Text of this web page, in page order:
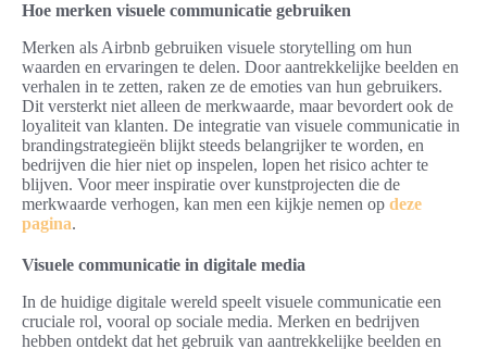
Hoe merken visuele communicatie gebruiken
Merken als Airbnb gebruiken visuele storytelling om hun
waarden en ervaringen te delen. Door aantrekkelijke beelden en
verhalen in te zetten, raken ze de emoties van hun gebruikers.
Dit versterkt niet alleen de merkwaarde, maar bevordert ook de
loyaliteit van klanten. De integratie van visuele communicatie in
brandingstrategieën blijkt steeds belangrijker te worden, en
bedrijven die hier niet op inspelen, lopen het risico achter te
blijven. Voor meer inspiratie over kunstprojecten die de
merkwaarde verhogen, kan men een kijkje nemen op deze
pagina.
Visuele communicatie in digitale media
In de huidige digitale wereld speelt visuele communicatie een
cruciale rol, vooral op sociale media. Merken en bedrijven
hebben ontdekt dat het gebruik van aantrekkelijke beelden en